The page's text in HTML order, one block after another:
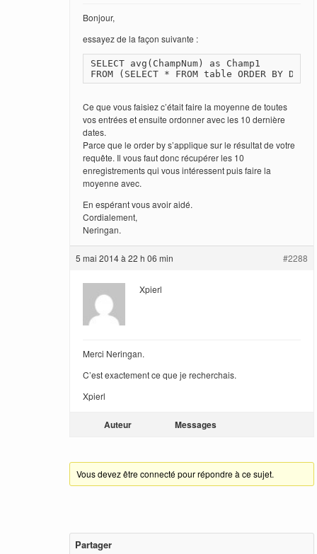
Bonjour,
essayez de la façon suivante :
SELECT avg(ChampNum) as Champ1
FROM (SELECT * FROM table ORDER BY
Ce que vous faisiez c’était faire la moyenne de toutes
vos entrées et ensuite ordonner avec les 10 dernière
dates.
Parce que le order by s’applique sur le résultat de votre
requête. Il vous faut donc récupérer les 10
enregistrements qui vous intéressent puis faire la
moyenne avec.
En espérant vous avoir aidé.
Cordialement,
Neringan.
5 mai 2014 à 22 h 06 min #2288
Xpierl
Merci Neringan.
C’est exactement ce que je recherchais.
Xpierl
Auteur Messages
Vous devez être connecté pour répondre à ce sujet.
Partager